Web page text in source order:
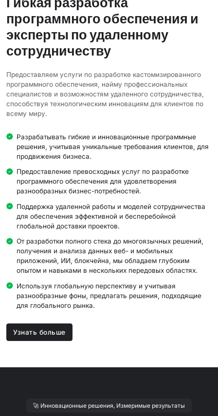
программного обеспечения и
эксперты по удаленному
сотрудничеству
Предоставляем услуги по разработке кастомизированного
программного обеспечения, найму профессиональных
специалистов и возможностям удаленного сотрудничества,
способствуя технологическим инновациям для клиентов по
всему миру.
Разрабатывать гибкие и инновационные программные
решения, учитывая уникальные требования клиентов, для
продвижения бизнеса.
Предоставление превосходных услуг по разработке
программного обеспечения для удовлетворения
разнообразных бизнес-потребностей.
Поддержка удаленной работы и моделей сотрудничества
для обеспечения эффективной и бесперебойной
глобальной доставки проектов.
От разработки полного стека до многоязычных решений,
получения и анализа данных веб- и мобильных
приложений, ИИ, блокчейна, мы обладаем глубоким
опытом и навыками в нескольких передовых областях.
Используя глобальную перспективу и учитывая
разнообразные фоны, предлагать решения, подходящие
для глобального рынка.
Узнать больше
🚀 Инновационные решения, Измеримые результаты